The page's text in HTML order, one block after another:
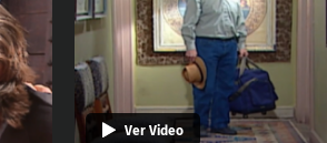
Ver Video